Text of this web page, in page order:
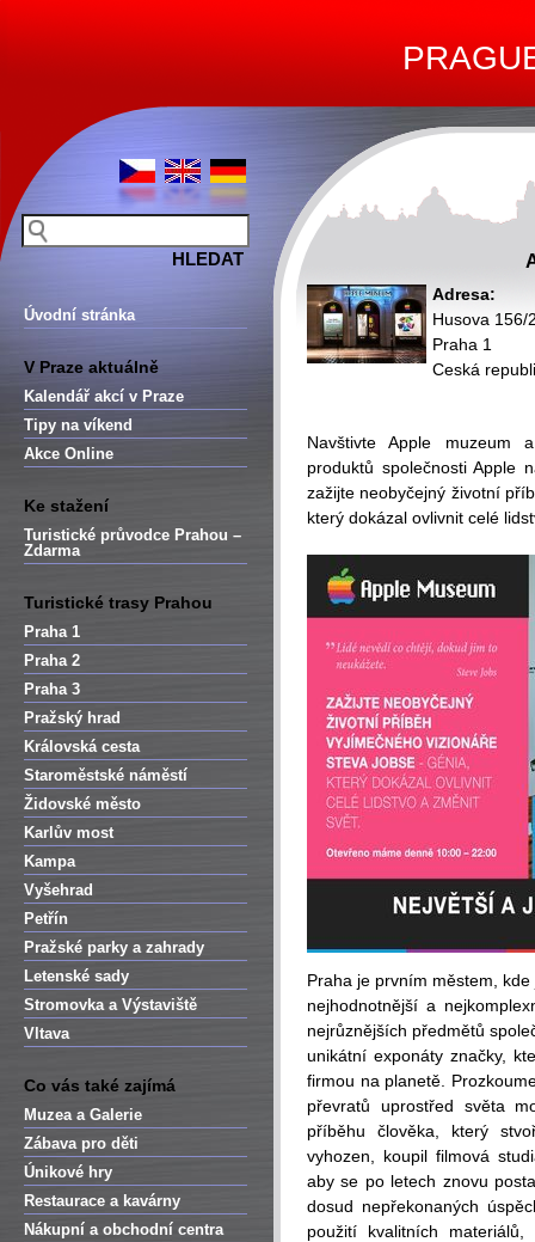
Úvodní stránka
V Praze aktuálně
Kalendář akcí v Praze
Tipy na víkend
Akce Online
Ke stažení
Turistické průvodce Prahou –
Zdarma
Turistické trasy Prahou
Praha 1
Praha 2
Praha 3
Pražský hrad
Královská cesta
Staroměstské náměstí
Židovské město
Karlův most
Kampa
Vyšehrad
Petřín
Pražské parky a zahrady
Letenské sady
Stromovka a Výstaviště
Vltava
Co vás také zajímá
Muzea a Galerie
Zábava pro děti
Únikové hry
Restaurace a kavárny
Nákupní a obchodní centra
Adresa:
Husova 156/
Praha 1
Ceská
Navštivte Apple muzeum
produktů společnosti Apple
zažijte neobyčejný životní
který dokázal ovlivnit celé
Praha je prvním městem,
nejhodnotnější a
nejrůznějších předmětů
unikátní exponáty značky,
firmou na planetě.
převratů uprostřed světa
příběhu člověka, který
vyhozen, koupil filmová
aby se po letech znovu
dosud nepřekonaných
použití kvalitních